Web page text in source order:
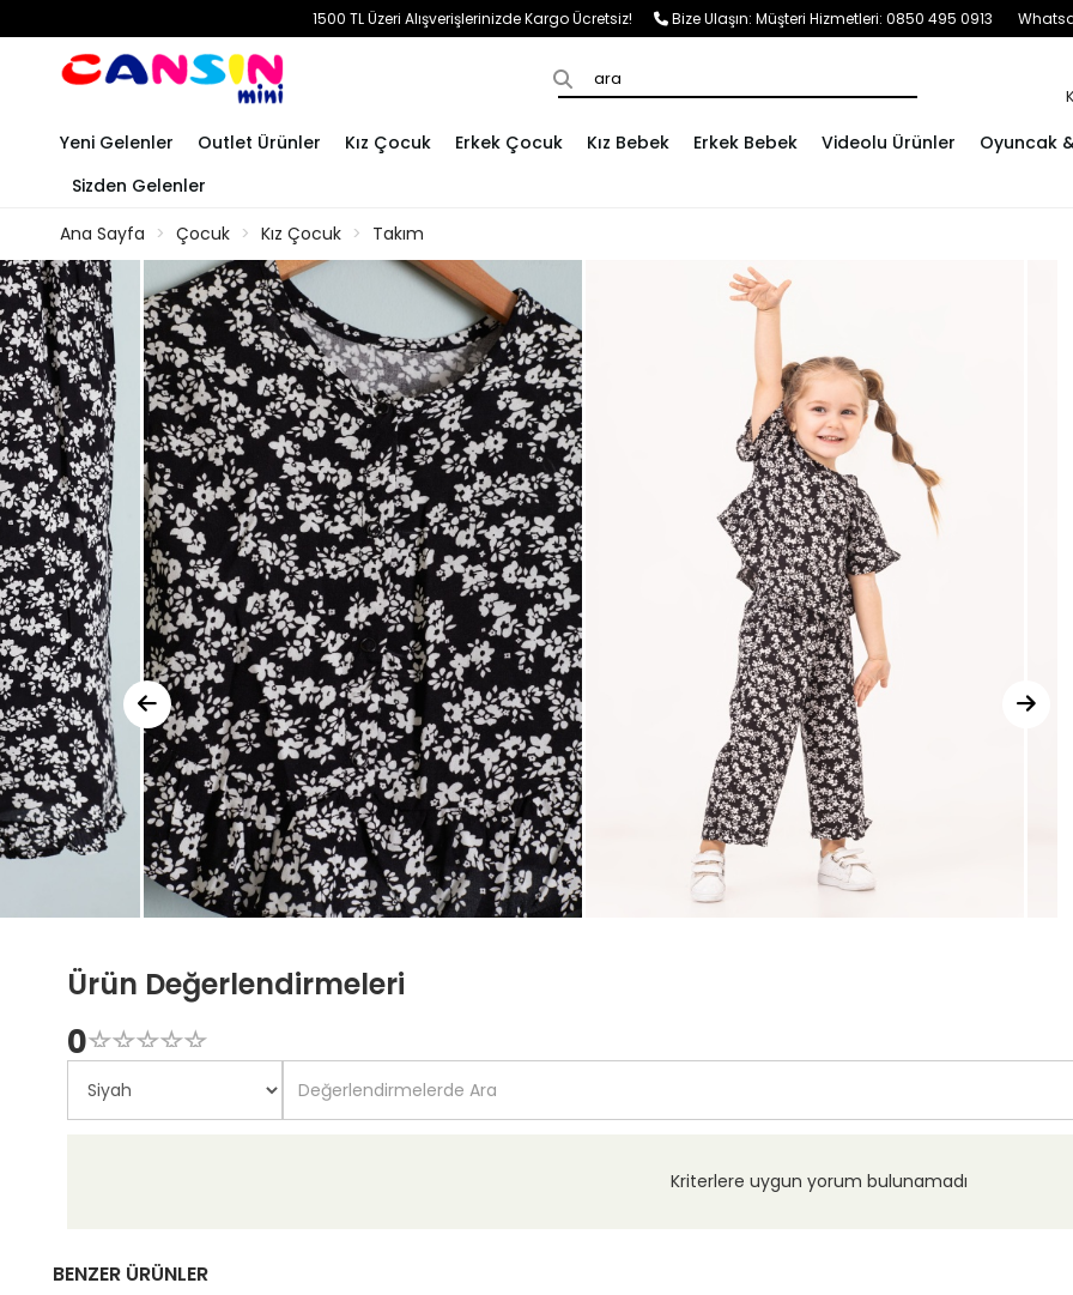
1500 TL Üzeri Alışverişlerinizde Kargo Ücretsiz! Bize Ulaşın: Müşteri Hizmetleri: 0850 495 0913
Yeni Gelenler Outlet Ürünler Kız Çocuk Erkek Çocuk Kız Bebek Erkek Bebek Videolu Ürünler Oyuncak
Sizden Gelenler
Ana Sayfa
Çocuk Kız Çocuk Takım
Ürün Değerlendirmeleri
0☆☆☆☆☆
★★★★★
Kriterlere uygun yorum bulunamadı
BENZER ÜRÜNLER